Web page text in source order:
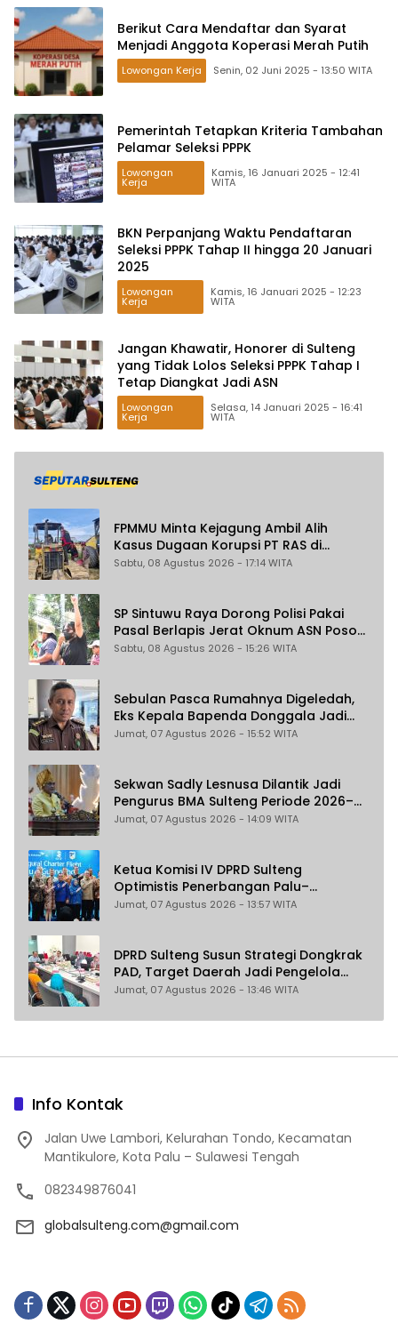
Berikut Cara Mendaftar dan Syarat
Menjadi Anggota Koperasi Merah Putih
Lowongan Kerja Senin, 02 Juni 2025 - 13:50 WITA
Pemerintah Tetapkan Kriteria Tambahan
Pelamar Seleksi PPPK
Lowongan
Kerja
Kamis, 16 Januari 2025 - 12:41
WITA
BKN Perpanjang Waktu Pendaftaran
Seleksi PPPK Tahap II hingga 20 Januari
2025
Lowongan
Kerja
Kamis, 16 Januari 2025 - 12:23
WITA
Jangan Khawatir, Honorer di Sulteng
yang Tidak Lolos Seleksi PPPK Tahap I
Tetap Diangkat Jadi ASN
Lowongan
Kerja
Selasa, 14 Januari 2025 - 16:41
WITA
FPMMU Minta Kejagung Ambil Alih
Kasus Dugaan Korupsi PT RAS di
Morowali Utara
Sabtu, 08 Agustus 2026 - 17:14 WITA
SP Sintuwu Raya Dorong Polisi Pakai
Pasal Berlapis Jerat Oknum ASN Poso
Terlibat Dugaan Pelecehan Seksual
Sabtu, 08 Agustus 2026 - 15:26 WITA
Sebulan Pasca Rumahnya Digeledah,
Eks Kepala Bapenda Donggala Jadi
Tersangka Dugaan Korupsi
Jumat, 07 Agustus 2026 - 15:52 WITA
Sekwan Sadly Lesnusa Dilantik Jadi
Pengurus BMA Sulteng Periode 2026–
2031
Jumat, 07 Agustus 2026 - 14:09 WITA
Ketua Komisi IV DPRD Sulteng
Optimistis Penerbangan Palu–
Guangzhou Dongkrak Ekspor dan
Jumat, 07 Agustus 2026 - 13:57 WITA
DPRD Sulteng Susun Strategi Dongkrak
PAD, Target Daerah Jadi Pengelola
Sekaligus Penghasil
Jumat, 07 Agustus 2026 - 13:46 WITA
Info Kontak
Jalan Uwe Lambori, Kelurahan Tondo, Kecamatan
Mantikulore, Kota Palu – Sulawesi Tengah
082349876041
globalsulteng.com@gmail.com